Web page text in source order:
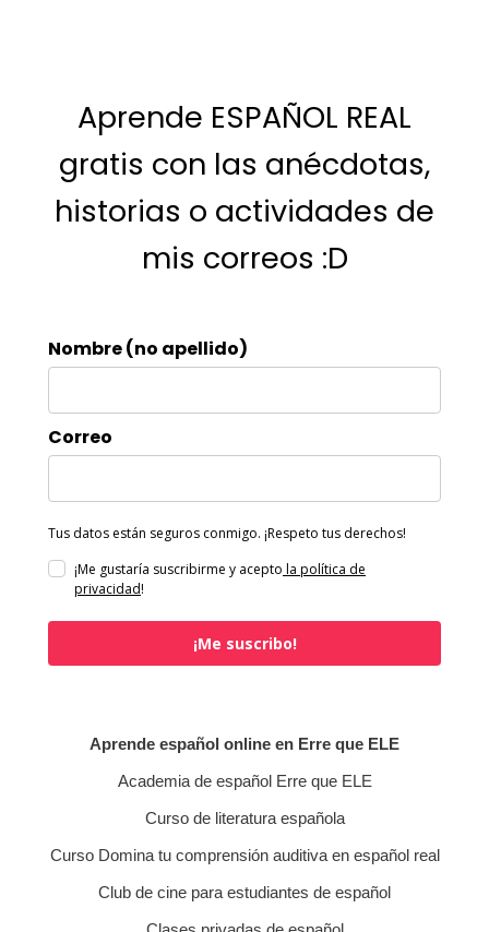
Aprende ESPAÑOL REAL
gratis con las anécdotas,
historias o actividades de
mis correos :D
Nombre (no apellido)
Correo
Tus datos están seguros conmigo. ¡Respeto tus derechos!
¡Me gustaría suscribirme y acepto la política de
privacidad!
¡Me suscribo!
Aprende español online en Erre que ELE
Academia de español Erre que ELE
Curso de literatura española
Curso Domina tu comprensión auditiva en español real
Club de cine para estudiantes de español